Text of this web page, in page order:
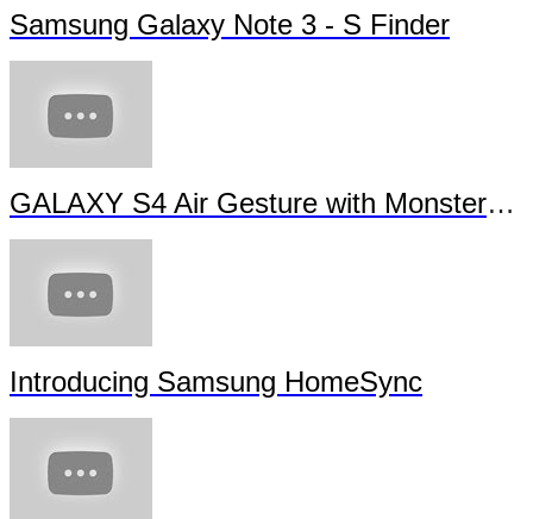
Samsung Galaxy Note 3 - S Finder
GALAXY S4 Air Gesture with Monsters University
Introducing Samsung HomeSync